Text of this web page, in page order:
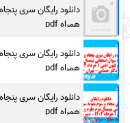
دانلود رایگان سری
همراه pdf
دانلود رایگان سری
همراه pdf
دانلود رایگان سری
همراه pdf